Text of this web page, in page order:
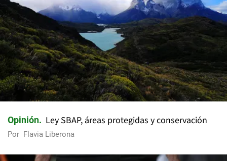
Opinión Ley SBAP, áreas protegidas y conservación
Por Flavia Liberona